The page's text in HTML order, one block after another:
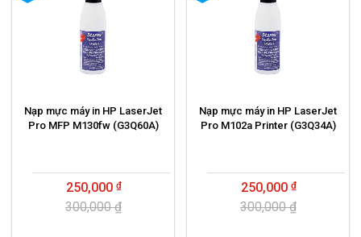
Nạp mực máy in HP LaserJet
Pro MFP M130fw (G3Q60A)
250,000
300,000 ₫
Nạp mực máy in HP LaserJet
Pro M102a Printer (G3Q34A)
250,000
300,000 ₫